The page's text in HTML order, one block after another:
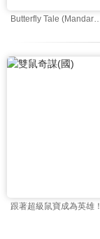
跟著超級鼠寶成為英雄！